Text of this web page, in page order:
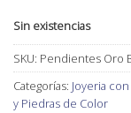
Sin existencias
SKU: Pendientes Oro
Categorías: Joyeria
y Piedras de Color